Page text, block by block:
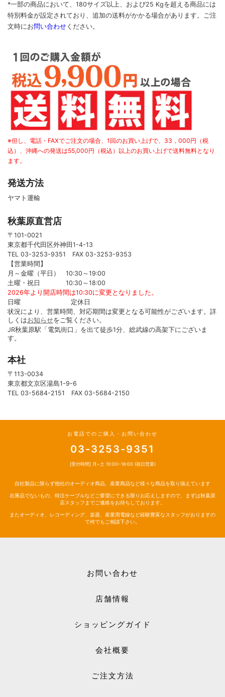
*一部の商品において、180サイズ以上、および25 Kgを超える商品には
特別料金が設定されており、追加の送料がかかる場合があります。 ご注
文時にお問い合わせ ください。
※但し、電話・FAXでご注文の場合、1回のお買い上げで、33，000円（税
込）、沖縄への発送は55,000円（税込）以上のお買い上げで送料無料となり
ます。
発送方法
ヤマト運輸
秋葉原直営店
〒101-0021
東京都千代田区外神田1-4-13
TEL 03-3253-9351 FAX 03-3253-9353
【営業時間】
月～金曜（平日） 10:30～19:00
土曜・祝日 10:30～18:00
2026年より開店時間は10:30に変更となりました。
日曜 定休日
状況により、営業時間、対応期間は変更となる可能性がございます。詳
しくはお知らせをご覧ください。
JR秋葉原駅「電気街口」を出て徒歩1分、総武線の高架下にございま
す。
本社
〒113-0034
東京都文京区湯島1-9-6
TEL 03-5684-2151 FAX 03-5684-2150
お電話でのご購入・お問い合わせ
03-3253-9351
[受付時間] 月~土 10:00~18:00 (祝日営業)
自社製品に限らず他社のオーディオ商品、産業商品など様々な商品を取り揃えています
在庫品でないもの、特注ケーブルなどご要望にできる限りお応えしますので、まずは秋葉原
店スタッフまでご連絡をお待ちしております。
またオーディオ、レコーディング、楽器、産業用電線など経験豊富なスタッフがおりますの
で何でもご相談下さい。
お問い合わせ
店舗情報
ショッピングガイド
会社概要
ご注文方法